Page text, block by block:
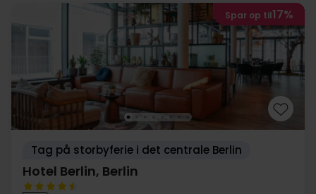
Spar op til17%
Tag på storbyferie i det centrale Berlin
Hotel Berlin, Berlin